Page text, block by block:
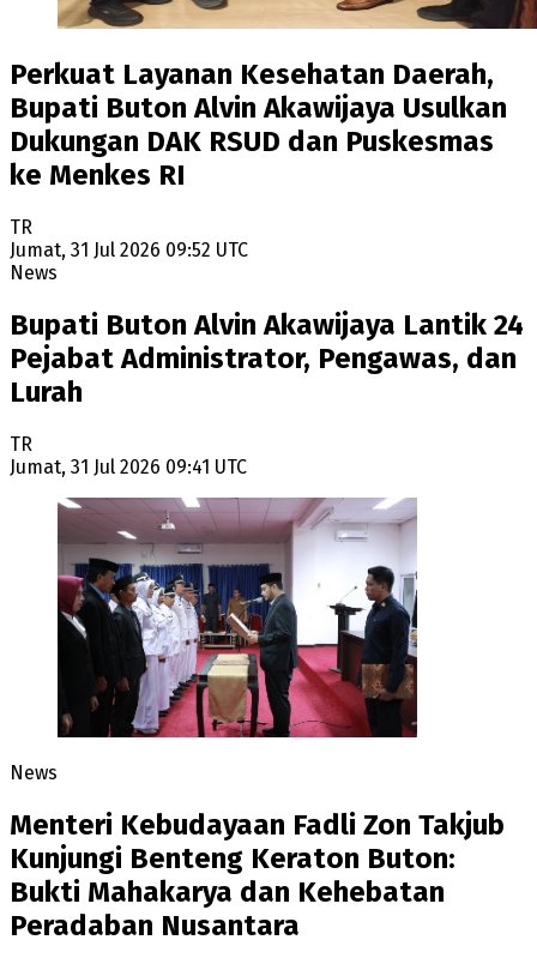
Perkuat Layanan Kesehatan Daerah,
Bupati Buton Alvin Akawijaya Usulkan
Dukungan DAK RSUD dan Puskesmas
ke Menkes RI
TR
Jumat, 31 Jul 2026 09:52 UTC
News
Bupati Buton Alvin Akawijaya Lantik 24
Pejabat Administrator, Pengawas, dan
Lurah
TR
Jumat, 31 Jul 2026 09:41 UTC
News
Menteri Kebudayaan Fadli Zon Takjub
Kunjungi Benteng Keraton Buton:
Bukti Mahakarya dan Kehebatan
Peradaban Nusantara